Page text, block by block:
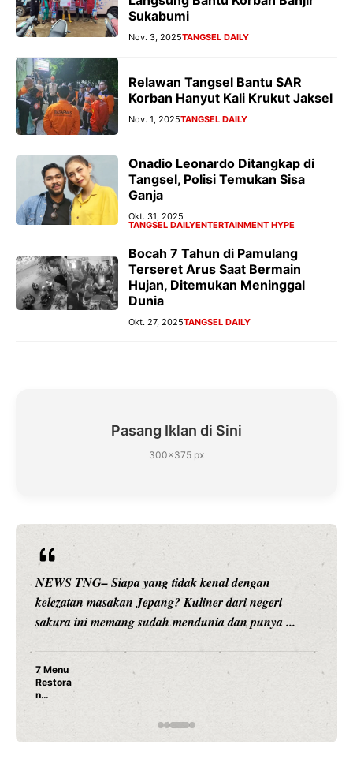
Sukabumi
Nov. 3, 2025TANGSEL DAILY
Relawan Tangsel Bantu SAR
Korban Hanyut Kali Krukut Jaksel
Nov. 1, 2025TANGSEL DAILY
Onadio Leonardo Ditangkap di
Tangsel, Polisi Temukan Sisa
Ganja
Okt. 31, 2025
TANGSEL DAILYENTERTAINMENT HYPE
Bocah 7 Tahun di Pamulang
Terseret Arus Saat Bermain
Hujan, Ditemukan Meninggal
Dunia
Okt. 27, 2025TANGSEL DAILY
Pasang Iklan di Sini
300×375 px
NEWS TNG– Siapa yang tidak kenal dengan
kelezatan masakan Jepang? Kuliner dari negeri
sakura ini memang sudah mendunia dan punya ...
7 Menu
Restora
n
Jepang
Dicoba,